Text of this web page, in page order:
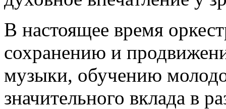
В настоящее время
сохранению и
музыки, обучению
значительного вклада в